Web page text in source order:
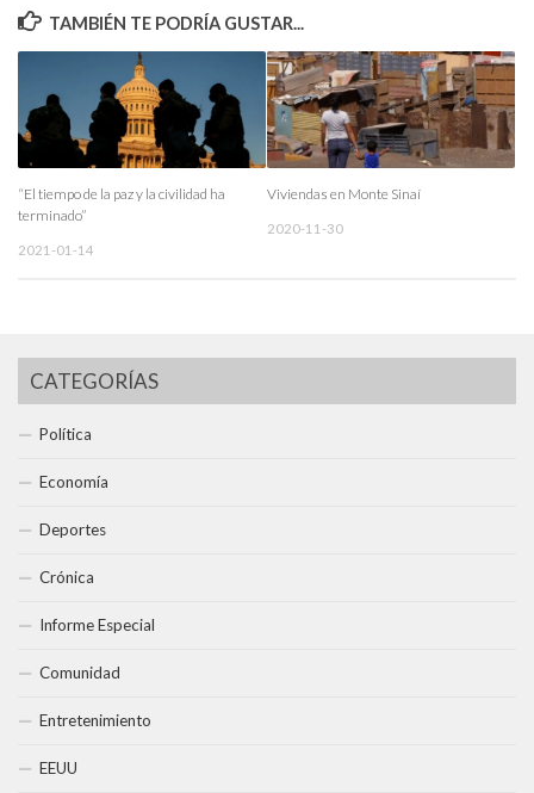
TAMBIÉN TE PODRÍA GUSTAR...
“El tiempo de la paz y la civilidad ha
terminado”
2021-01-14
Viviendas en Monte Sinaí
2020-11-30
CATEGORÍAS
Política
Economía
Deportes
Crónica
Informe Especial
Comunidad
Entretenimiento
EEUU